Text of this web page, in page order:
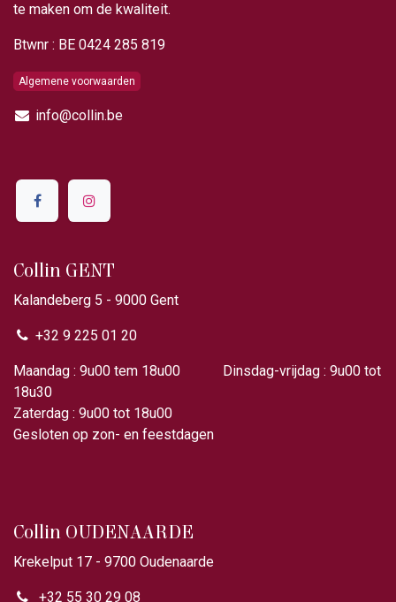
te maken om de kwaliteit.
Btwnr : BE 0424 285 819
Algemene voorwaarden
info@collin.be
Collin GENT
Kalandeberg 5 - 9000 Gent​
+32 9 225 01 20
Maandag : 9u00 tem 18u00 Dinsdag-vrijdag : 9u00 tot
18u30
Zaterdag : 9u00 tot 18u00
Gesloten op zon- en feestdagen
Collin OUDENAARDE
Krekelput 17 - 9700 Oudenaarde
+32 55 30 29 08